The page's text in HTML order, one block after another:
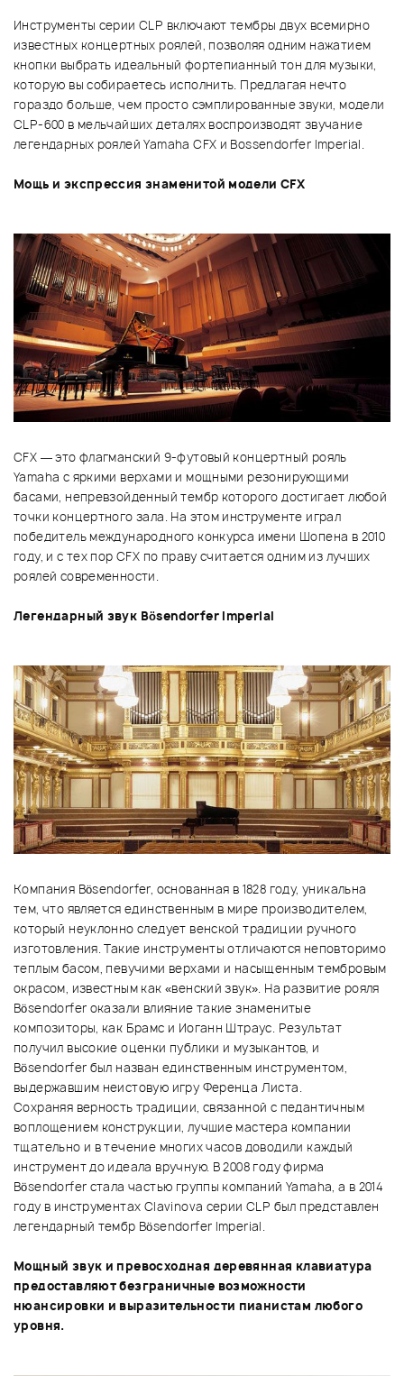
Инструменты серии CLP включают тембры двух всемирно
известных концертных роялей, позволяя одним нажатием
кнопки выбрать идеальный фортепианный тон для музыки,
которую вы собираетесь исполнить. Предлагая нечто
гораздо больше, чем просто сэмплированные звуки, модели
CLP-600 в мельчайших деталях воспроизводят звучание
легендарных роялей Yamaha CFX и Bossendorfer Imperial.
Мощь и экспрессия знаменитой модели CFX
CFX — это флагманский 9-футовый концертный рояль
Yamaha с яркими верхами и мощными резонирующими
басами, непревзойденный тембр которого достигает любой
точки концертного зала. На этом инструменте играл
победитель международного конкурса имени Шопена в 2010
году, и с тех пор CFX по праву считается одним из лучших
роялей современности.
Легендарный звук Bösendorfer Imperial
Компания Bösendorfer, основанная в 1828 году, уникальна
тем, что является единственным в мире производителем,
который неуклонно следует венской традиции ручного
изготовления. Такие инструменты отличаются неповторимо
теплым басом, певучими верхами и насыщенным тембровым
окрасом, известным как «венский звук». На развитие рояля
Bösendorfer оказали влияние такие знаменитые
композиторы, как Брамс и Иоганн Штраус. Результат
получил высокие оценки публики и музыкантов, и
Bösendorfer был назван единственным инструментом,
выдержавшим неистовую игру Ференца Листа.
Сохраняя верность традиции, связанной с педантичным
воплощением конструкции, лучшие мастера компании
тщательно и в течение многих часов доводили каждый
инструмент до идеала вручную. В 2008 году фирма
Bösendorfer стала частью группы компаний Yamaha, а в 2014
году в инструментах Clavinova серии CLP был представлен
легендарный тембр Bösendorfer Imperial.
Мощный звук и превосходная деревянная клавиатура
предоставляют безграничные возможности
нюансировки и выразительности пианистам любого
уровня.